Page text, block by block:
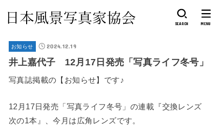
SEARCH MENU
お知らせ 2024.12.19
井上嘉代子 12月17日発売「写真ライフ冬号」
写真誌掲載の【お知らせ】です♪
12月17日発売「写真ライフ冬号」の連載『交換レンズ
次の1本』、今月は広角レンズです。